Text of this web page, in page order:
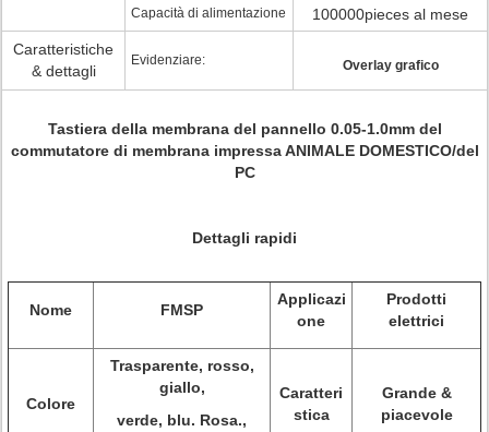
Capacità di alimentazione
100000pieces al mese
Caratteristiche
& dettagli
Evidenziare: Overlay grafico
Tastiera della membrana del pannello 0.05-1.0mm del
commutatore di membrana impressa ANIMALE DOMESTICO/del
PC
Dettagli rapidi
Nome FMSP
Applicazi
one
Prodotti
elettrici
Colore
Trasparente, rosso,
giallo,
verde, blu. Rosa.,
Caratteri
stica
Grande &
piacevole